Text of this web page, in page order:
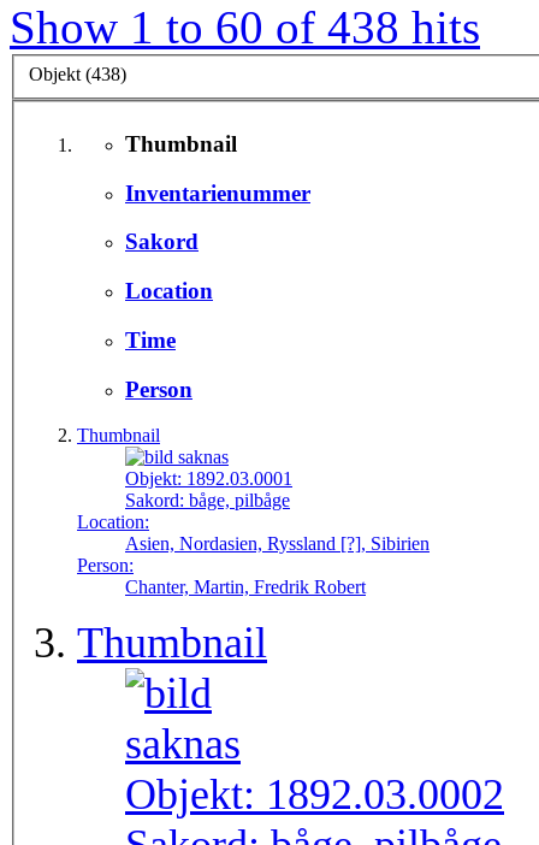
Show 1 to 60 of 438 hits
Objekt (438)
Thumbnail
Inventarienummer
Sakord
Location
Time
Person
Thumbnail
Objekt: 1892.03.0001
Sakord: båge, pilbåge
Location:
Asien, Nordasien, Ryssland [?], Sibirien
Person:
Chanter, Martin, Fredrik Robert
Thumbnail
Objekt: 1892.03.0002